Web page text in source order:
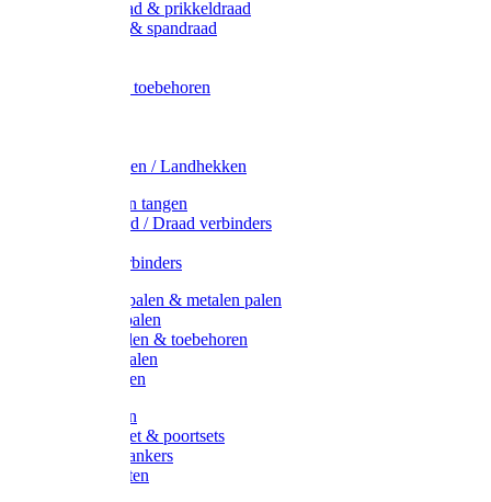
Metaal draad & prikkeldraad
Binddraad & spandraad
Afrasternet toebehoren
Weidehekken / Landhekken
Spanners en tangen
Lint / Koord / Draad verbinders
Litzclip verbinders
Recycling palen & metalen palen
Kunststof palen
T-Post t-palen & toebehoren
Glasfiber palen
Houten palen
Poortgrepen
Doorgangset & poortsets
Poortgreepankers
Weidepoorten